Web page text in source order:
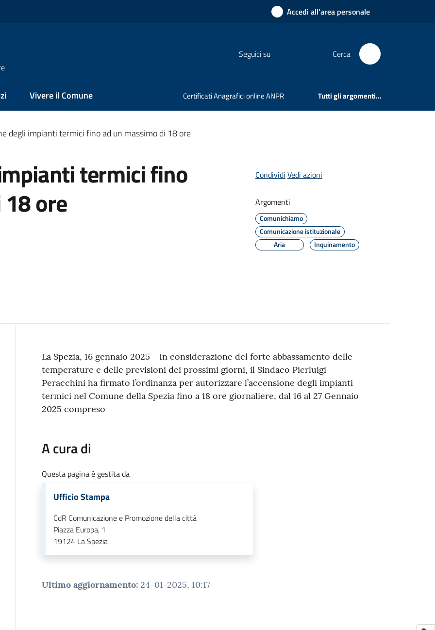
Accedi all'area personale
Seguici su Cerca
Vivere il Comune Certificati Anagrafici online ANPR Tutti gli argomenti...
degli impianti termici fino ad un massimo di 18 ore
termici fino
ore
Condividi Vedi azioni
Argomenti
Comunichiamo
Comunicazione istituzionale
Aria
Inquinamento
Contenuto
La Spezia, 16 gennaio 2025 - In considerazione del forte abbassamento delle
temperature e delle previsioni dei prossimi giorni, il Sindaco Pierluigi
Peracchini ha firmato l’ordinanza per autorizzare l’accensione degli impianti
termici nel Comune della Spezia fino a 18 ore giornaliere, dal 16 al 27 Gennaio
2025 compreso
A cura di
Questa pagina è gestita da
Ufficio Stampa
CdR Comunicazione e Promozione della città
Piazza Europa, 1
19124 La Spezia
Ultimo aggiornamento: 24-01-2025, 10:17